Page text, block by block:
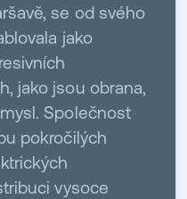
se od svého
jako
jako jsou obrana,
Společnost
pokročilých
vysoce